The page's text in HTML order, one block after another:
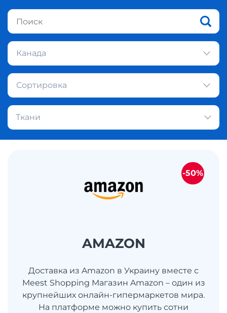
Канада
Сортировка
Ткани
AMAZON
Доставка из Amazon в Украину вместе с
Meest Shopping Магазин Amazon – один из
крупнейших онлайн-гипермаркетов мира.
На платформе можно купить сотни
-50%